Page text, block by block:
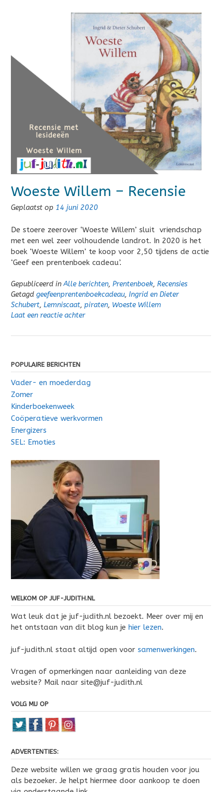
Woeste Willem – Recensie
Geplaatst op 14 juni 2020
De stoere zeerover ‘Woeste Willem’ sluit vriendschap
met een wel zeer volhoudende landrot. In 2020 is het
boek ‘Woeste Willem’ te koop voor 2,50 tijdens de actie
‘Geef een prentenboek cadeau’.
Gepubliceerd inAlle berichten, Prentenboek, Recensies
Getagd geefeenprentenboekcadeau, Ingrid en Dieter
Schubert, Lemniscaat, piraten, Woeste Willem
Laat een reactie achter
POPULAIRE BERICHTEN
Vader- en moederdag
Zomer
Kinderboekenweek
Coöperatieve werkvormen
Energizers
SEL: Emoties
WELKOM OP JUF-JUDITH.NL
Wat leuk dat je juf-judith.nl bezoekt. Meer over mij en
het ontstaan van dit blog kun je hier lezen.
juf-judith.nl staat altijd open voor samenwerkingen.
Vragen of opmerkingen naar aanleiding van deze
website? Mail naar site@juf-judith.nl
VOLG MIJ OP
ADVERTENTIES:
Deze website willen we graag gratis houden voor jou
als bezoeker. Je helpt hiermee door aankoop te doen